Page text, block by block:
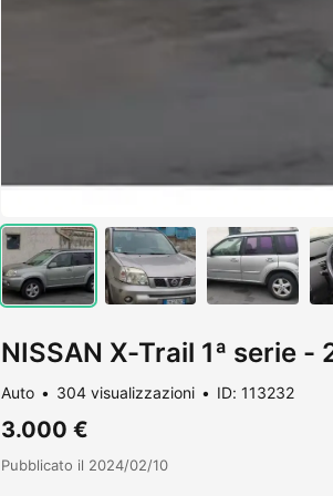
NISSAN X-Trail 1ª serie -
Auto 304 visualizzazioni ID: 113232
3.000 €
Pubblicato il 2024/02/10